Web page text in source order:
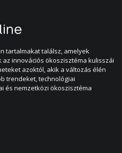
tartalmakat találsz, amelyek
innovációs ökoszisztéma kulisszái
azoktól, akik a változás élén
trendeket, technológiai
és nemzetközi ökoszisztéma